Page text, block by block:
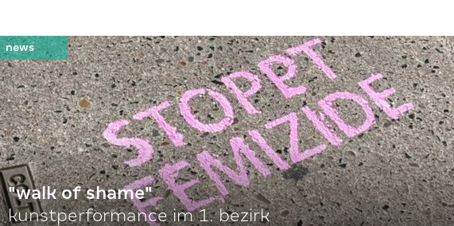
"walk of shame"
kunstperformance im 1. bezirk